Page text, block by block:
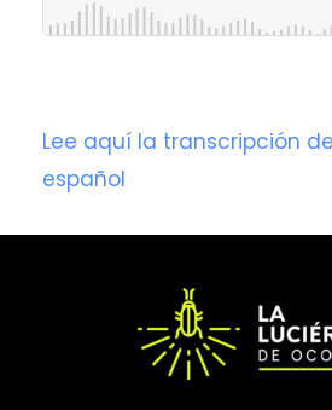
Lee aquí la transcripción
español